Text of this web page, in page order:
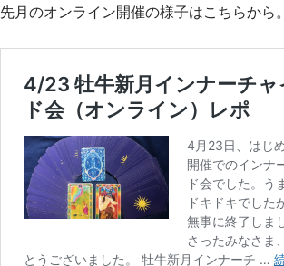
先月のオンライン開催の様子はこちらから。